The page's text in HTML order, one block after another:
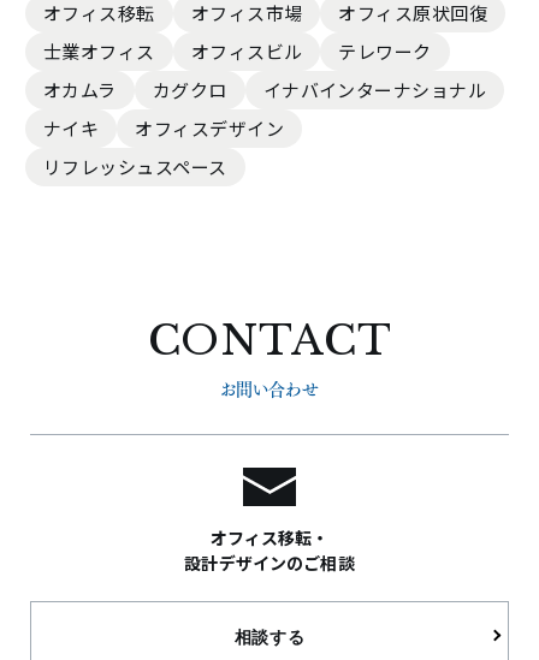
オフィス移転
オフィス市場
オフィス原状回復
士業オフィス
オフィスビル
テレワーク
オカムラ
カグクロ
イナバインターナショナル
ナイキ
オフィスデザイン
リフレッシュスペース
CONTACT
お問い合わせ
オフィス移転・
設計デザインのご相談
相談する